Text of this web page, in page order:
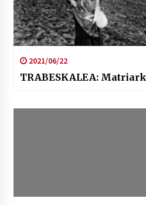
2021/06/22
TRABESKALEA: